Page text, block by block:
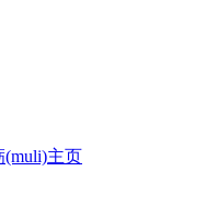
(muli)主页